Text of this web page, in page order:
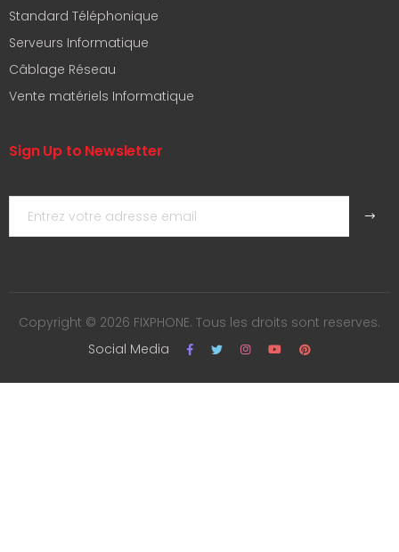
Standard Téléphonique
Serveurs Informatique
Câblage Réseau
Vente matériels Informatique
Sign Up to Newsletter
Copyright © 2026 FIXPHONE. Tous les droits sont reserves.
Social Media